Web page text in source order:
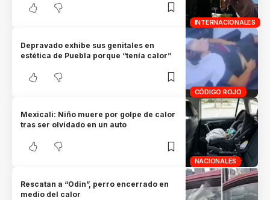
INTERNACIONALES
CÓDIGO ROJO
Depravado exhibe sus genitales en
estética de Puebla porque “tenía calor”
NACIONALES
Mexicali: Niño muere por golpe de calor
tras ser olvidado en un auto
Rescatan a “Odin”, perro encerrado en
medio del calor